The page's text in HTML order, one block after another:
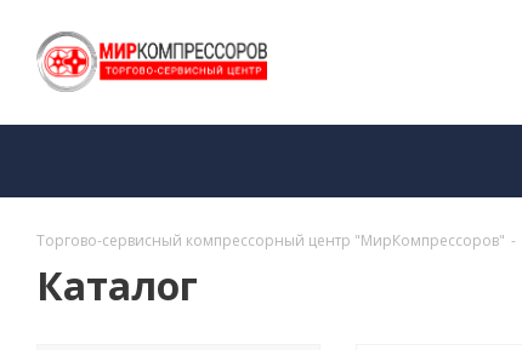
Торгово-сервисный компрессорный центр "МирКомпрессоров" -
Каталог